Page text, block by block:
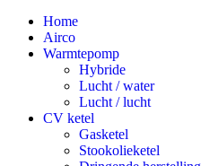
Home
Airco
Warmtepomp
Hybride
Lucht / water
Lucht / lucht
CV ketel
Gasketel
Stookolieketel